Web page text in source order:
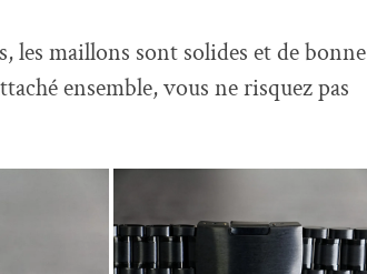
les maillons sont solides et de bonne
ensemble, vous ne risquez pas